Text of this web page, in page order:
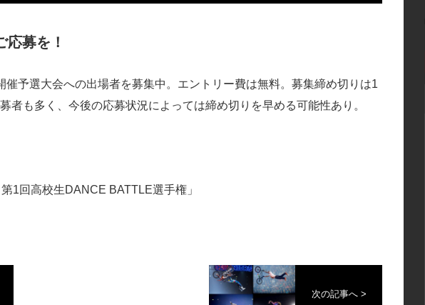
応募を！
催予選大会への出場者を募集中。エントリー費は無料。募集締め切りは1
者も多く、今後の応募状況によっては締め切りを早める可能性あり。
1回高校生DANCE BATTLE選手権」
次の記事へ >